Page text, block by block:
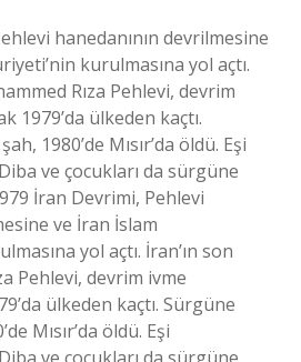
hanedanının devrilmesine
kurulmasına yol açtı.
Rıza Pehlevi, devrim
1979’da ülkeden kaçtı.
1980’de Mısır’da öldü. Eşi
ve çocukları da sürgüne
İran Devrimi, Pehlevi
ve İran İslam
yol açtı. İran’ın son
Pehlevi, devrim ivme
ülkeden kaçtı. Sürgüne
Mısır’da öldü. Eşi